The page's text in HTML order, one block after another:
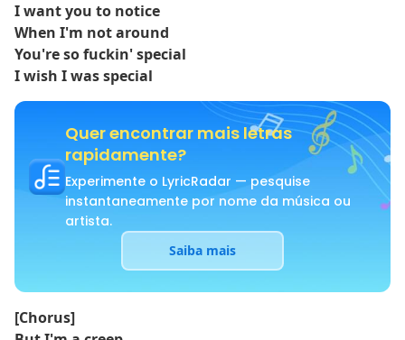
I want you to notice
When I'm not around
You're so fuckin' special
I wish I was special
Quer encontrar mais letras
rapidamente?
Experimente o LyricRadar — pesquise
instantaneamente por nome da música ou
artista.
Saiba mais
[Chorus]